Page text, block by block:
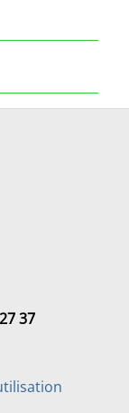
37